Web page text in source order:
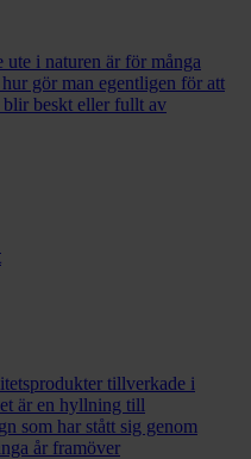
i naturen är för många
gör man egentligen för att
blir beskt eller fullt av
tillverkade i
är en hyllning till
som har stått sig genom
år framöver